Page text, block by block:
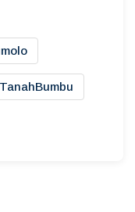
TanahBumbu